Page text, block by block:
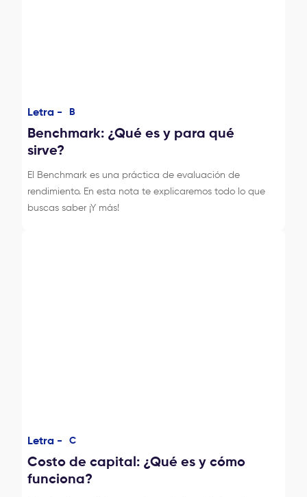
Letra - B
Benchmark: ¿Qué es y para qué
sirve?
El Benchmark es una práctica de evaluación de
rendimiento. En esta nota te explicaremos todo lo que
buscas saber ¡Y más!
Letra - C
Costo de capital: ¿Qué es y cómo
funciona?